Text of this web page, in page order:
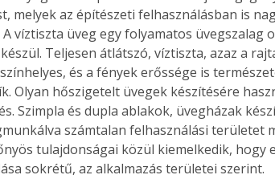
melyek az építészeti felhasználásban is
víztiszta üveg egy folyamatos
Teljesen átlátszó, víztiszta, azaz a
és a fények erőssége is
Olyan hőszigetelt üvegek készítésére
Szimpla és dupla ablakok, üvegházak
számtalan felhasználási területet
tulajdonságai közül kiemelkedik, hogy
sokrétű, az alkalmazás területei szerint.